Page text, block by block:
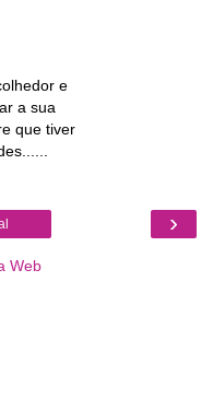
e
a sua
que tiver
›
Web